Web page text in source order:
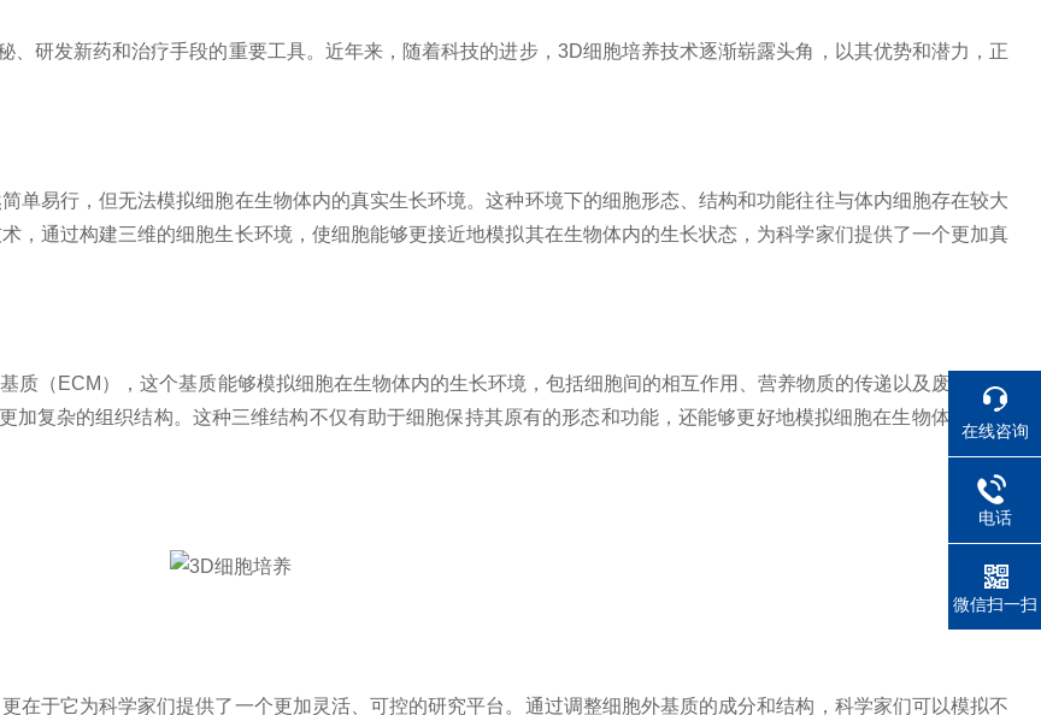
发新药和治疗手段的重要工具。近年来，随着科技的进步，3D细胞培养技术逐渐崭露头角，以其优势和潜力，正
易行，但无法模拟细胞在生物体内的真实生长环境。这种环境下的细胞形态、结构和功能往往与体内细胞存在较大
，通过构建三维的细胞生长环境，使细胞能够更接近地模拟其在生物体内的生长状态，为科学家们提供了一个更加真
质（ECM），这个基质能够模拟细胞在生物体内的生长环境，包括细胞间的相互作用、营养物质的传递以及废物的排
复杂的组织结构。这种三维结构不仅有助于细胞保持其原有的形态和功能，还能够更好地模拟细胞在生物体内的生
于它为科学家们提供了一个更加灵活、可控的研究平台。通过调整细胞外基质的成分和结构，科学家们可以模拟不
在线咨询
电话
微信扫一扫